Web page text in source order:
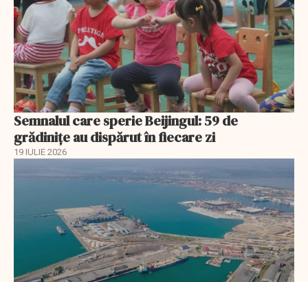
Semnalul care sperie Beijingul: 59 de
grădinițe au dispărut în fiecare zi
19 IULIE 2026